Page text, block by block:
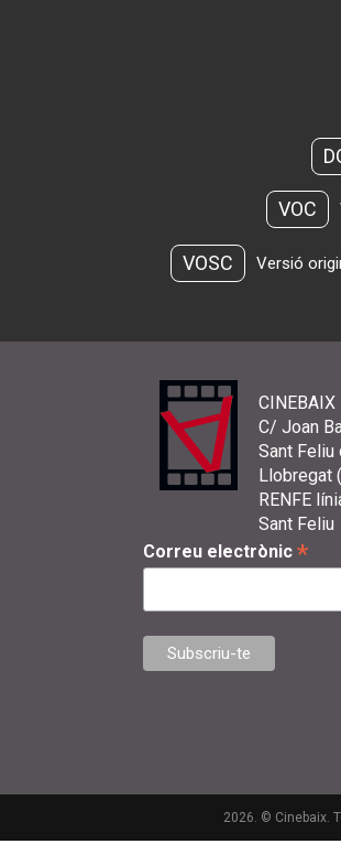
VOC
VOSC Versió
CINEBAIX
C/ Joan
Sant Feliu
Llobregat
RENFE
Sant Feliu
Correu electrònic *
2026. © Cinebaix.